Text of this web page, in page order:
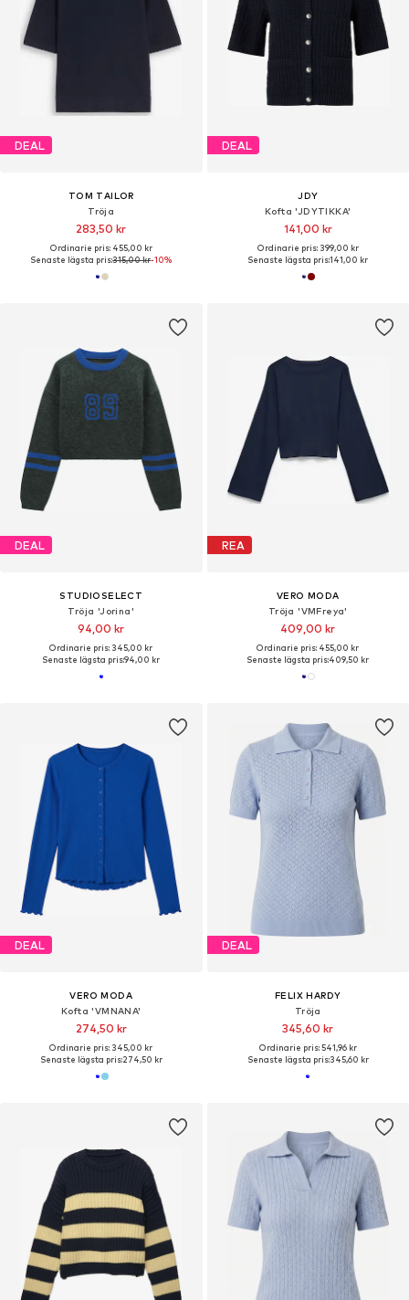
DEAL
TOM TAILOR
Tröja
283,50 kr
Ordinarie pris: 455,00 kr
Senaste lägsta pris:315,00 kr-10%
DEAL
JDY
Kofta 'JDYTIKKA'
141,00 kr
Ordinarie pris: 399,00 kr
Senaste lägsta pris:141,00 kr
DEAL
STUDIOSELECT
Tröja 'Jorina'
94,00 kr
Ordinarie pris: 345,00 kr
Senaste lägsta pris:94,00 kr
REA
VERO MODA
Tröja 'VMFreya'
409,00 kr
Ordinarie pris: 455,00 kr
Senaste lägsta pris:409,50 kr
DEAL
VERO MODA
Kofta 'VMNANA'
274,50 kr
Ordinarie pris: 345,00 kr
Senaste lägsta pris:274,50 kr
DEAL
FELIX HARDY
Tröja
345,60 kr
Ordinarie pris: 541,96 kr
Senaste lägsta pris:345,60 kr